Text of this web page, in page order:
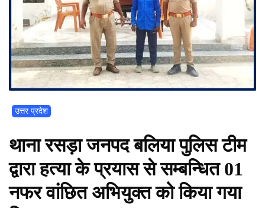
उत्तर प्रदेश
थाना रसड़ा जनपद बलिया पुलिस टीम
द्वारा हत्या के प्रयास से सम्बन्धित 01
नफर वांछित अभियुक्त को किया गया